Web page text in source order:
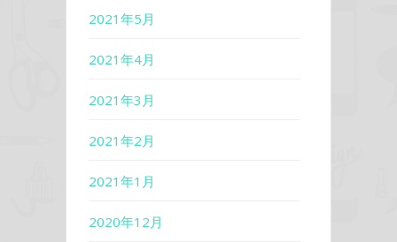
2021年5月
2021年4月
2021年3月
2021年2月
2021年1月
2020年12月